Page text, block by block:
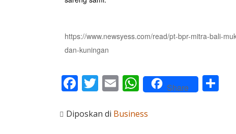
https://www.newsyess.com/read/pt-bpr-mitra-bali-
dan-kuningan
FacebookTwitterEmail WhatsAppShare
Diposkan di Business